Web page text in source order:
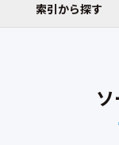
索引から探す